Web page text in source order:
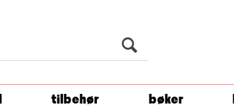
tilbehør bøker